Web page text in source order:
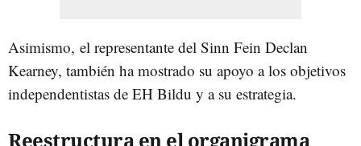
Asimismo, el representante del Sinn Fein Declan
Kearney, también ha mostrado su apoyo a los objetivos
independentistas de EH Bildu y a su estrategia.
Reestructura en el organigrama